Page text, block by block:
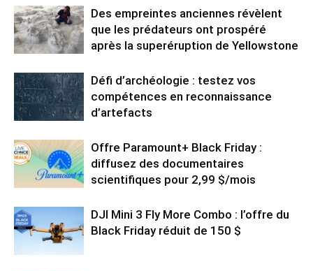
Des empreintes anciennes révèlent
que les prédateurs ont prospéré
après la superéruption de Yellowstone
Défi d’archéologie : testez vos
compétences en reconnaissance
d’artefacts
Offre Paramount+ Black Friday :
diffusez des documentaires
scientifiques pour 2,99 $/mois
DJI Mini 3 Fly More Combo : l’offre du
Black Friday réduit de 150 $